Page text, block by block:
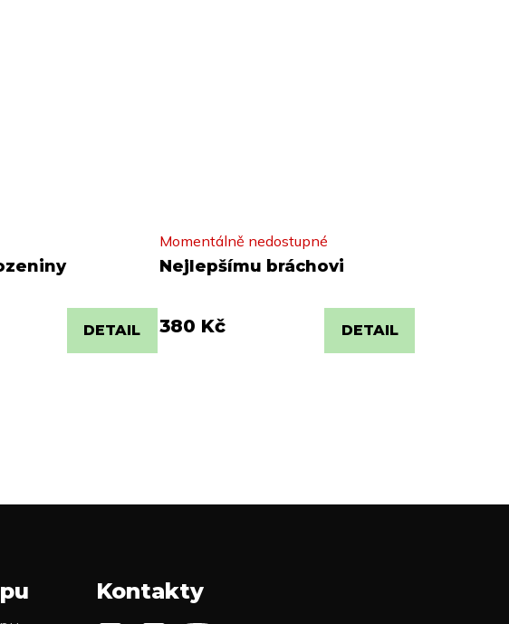
DETAIL
Nejlepšímu bráchovi
Momentálně nedostupné
380 Kč DETAIL
Kontakty